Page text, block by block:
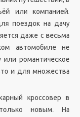
или компанией.
поездок на дачу
даже с весьма
автомобиле не
романтическое
и для множества
кроссовер в
новым. На